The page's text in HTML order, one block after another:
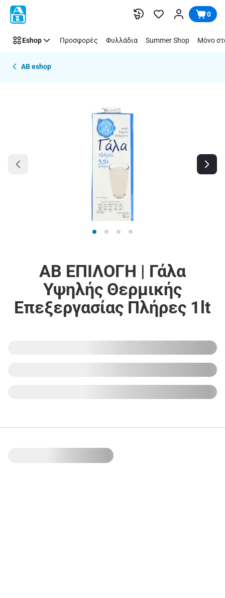
Παράλειψη 0
Eshop Προσφορές Φυλλάδια Summer Shop Μόνο
AB eshop
ΑΒ ΕΠΙΛΟΓΗ | Γάλα
Υψηλής Θερμικής
Επεξεργασίας Πλήρες 1lt